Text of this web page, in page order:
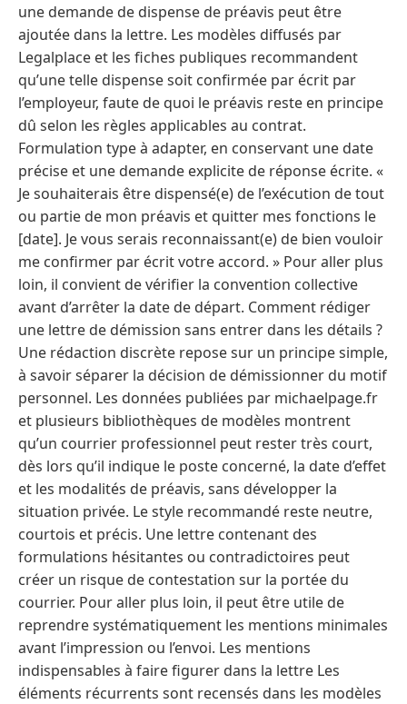
une demande de dispense de préavis peut être
ajoutée dans la lettre. Les modèles diffusés par
Legalplace et les fiches publiques recommandent
qu’une telle dispense soit confirmée par écrit par
l’employeur, faute de quoi le préavis reste en principe
dû selon les règles applicables au contrat.
Formulation type à adapter, en conservant une date
précise et une demande explicite de réponse écrite. «
Je souhaiterais être dispensé(e) de l’exécution de tout
ou partie de mon préavis et quitter mes fonctions le
[date]. Je vous serais reconnaissant(e) de bien vouloir
me confirmer par écrit votre accord. » Pour aller plus
loin, il convient de vérifier la convention collective
avant d’arrêter la date de départ. Comment rédiger
une lettre de démission sans entrer dans les détails ?
Une rédaction discrète repose sur un principe simple,
à savoir séparer la décision de démissionner du motif
personnel. Les données publiées par michaelpage.fr
et plusieurs bibliothèques de modèles montrent
qu’un courrier professionnel peut rester très court,
dès lors qu’il indique le poste concerné, la date d’effet
et les modalités de préavis, sans développer la
situation privée. Le style recommandé reste neutre,
courtois et précis. Une lettre contenant des
formulations hésitantes ou contradictoires peut
créer un risque de contestation sur la portée du
courrier. Pour aller plus loin, il peut être utile de
reprendre systématiquement les mentions minimales
avant l’impression ou l’envoi. Les mentions
indispensables à faire figurer dans la lettre Les
éléments récurrents sont recensés dans les modèles